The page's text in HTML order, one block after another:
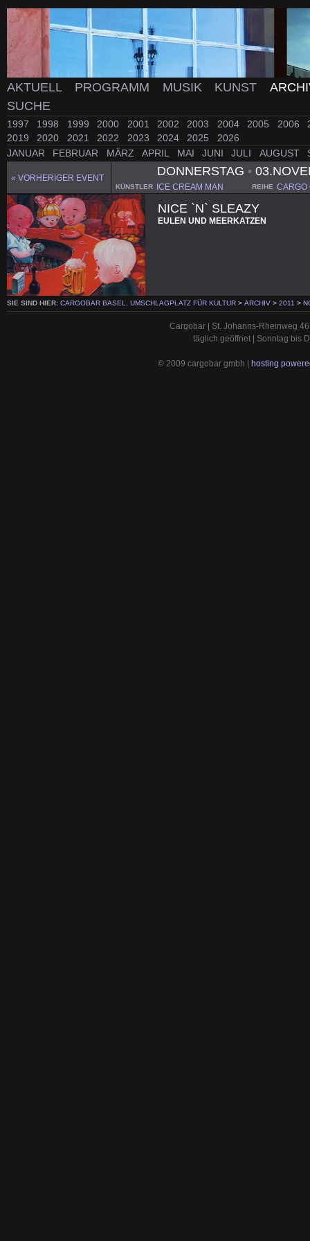
AKTUELL PROGRAMM MUSIK KUNST
SUCHE
1997 1998 1999 2000 2001 2002 2003 2004 2005 2006
2019
2020 2021 2022 2023 2024 2025
2026
JANUAR
FEBRUAR MÄRZ APRIL MAI JUNI JULI AUGUST
« VORHERIGER EVENT
DONNERSTAG •
KÜNSTLER ICE CREAM MAN REIHE CARGO
NICE `N` SLEAZY
EULEN UND MEERKATZEN
SIE SIND HIER: CARGOBAR BASEL, UMSCHLAGPLATZ FÜR KULTUR > ARCHIV > 2011 >
Cargobar | St. Johanns-Rheinweg
täglich geöffnet | Sonntag bis
© 2009 cargobar gmbh | hosting